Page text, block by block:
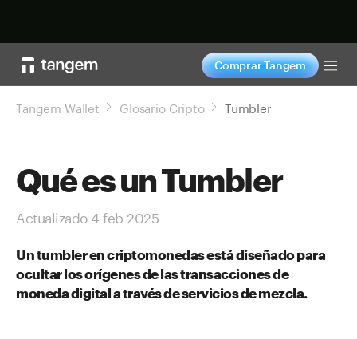
Comprar Tangem
Tangem Wallet Glosario Cripto Tumbler
Qué es un Tumbler
Actualizado 4 feb 2025
Un tumbler en criptomonedas está diseñado para
ocultar los orígenes de las transacciones de
moneda digital a través de servicios de mezcla.